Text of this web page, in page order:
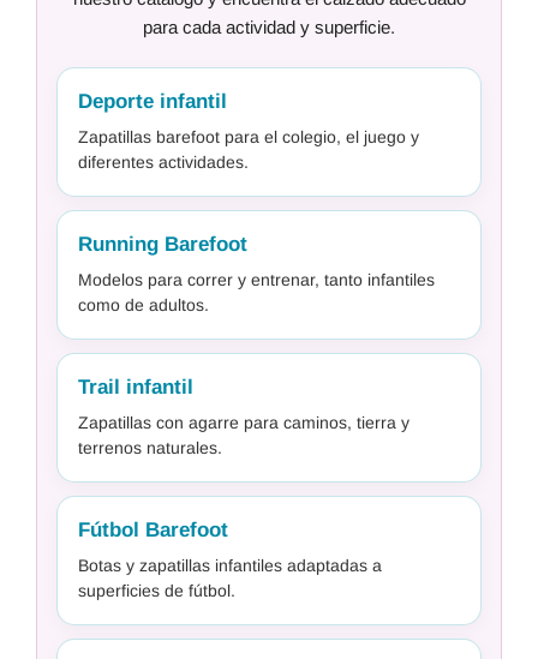
para cada actividad y superficie.
Deporte infantil
Zapatillas barefoot para el colegio, el juego y
diferentes actividades.
Running Barefoot
Modelos para correr y entrenar, tanto infantiles
como de adultos.
Trail infantil
Zapatillas con agarre para caminos, tierra y
terrenos naturales.
Fútbol Barefoot
Botas y zapatillas infantiles adaptadas a
superficies de fútbol.